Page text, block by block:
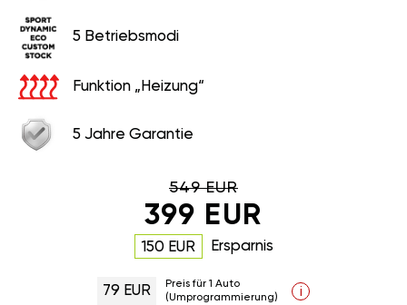
5 Betriebsmodi
Funktion „Heizung“
5 Jahre Garantie
549 EUR
399 EUR
150 EUR Ersparnis
79 EUR
Preis für 1 Auto
(Umprogrammierung)
i